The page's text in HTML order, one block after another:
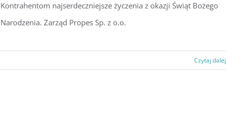
Kontrahentom najserdeczniejsze życzenia z okazji Świąt Bożego
Narodzenia. Zarząd Propes Sp. z o.o.
Czytaj dalej